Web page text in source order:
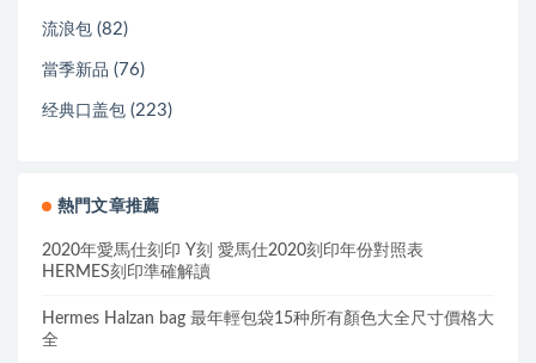
流浪包 (82)
當季新品 (76)
经典口盖包 (223)
熱門文章推薦
2020年愛馬仕刻印 Y刻 愛馬仕2020刻印年份對照表
HERMES刻印準確解讀
Hermes Halzan bag 最年輕包袋15种所有顏色大全尺寸價格大
全